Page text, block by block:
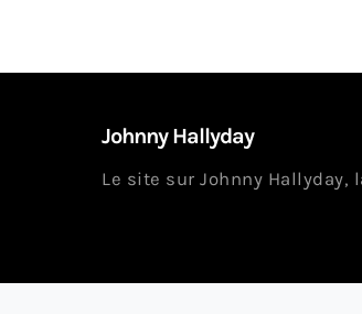
Johnny Hallyday
Le site sur Johnny